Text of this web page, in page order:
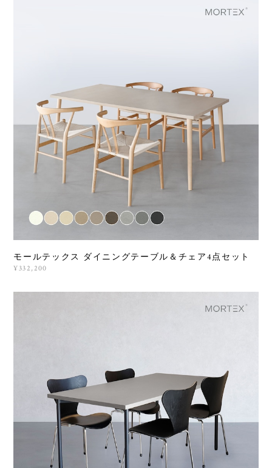
モールテックス ダイニングテーブル＆チェア4点セット
¥332,200